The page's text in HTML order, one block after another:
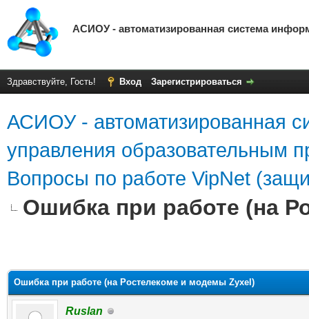
АСИОУ - автоматизированная система
Здравствуйте, Гость! Вход Зарегистрироваться
АСИОУ - автоматизированная
управления образовательным
Вопросы по работе VipNet
Ошибка при работе (на
Ошибка при работе (на Ростелекоме и модемы Zyxel)
Ruslan